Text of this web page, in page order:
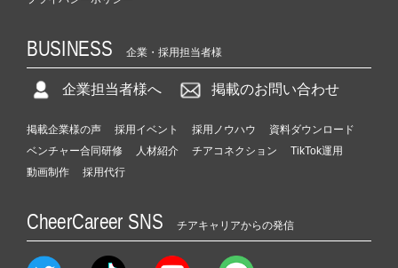
BUSINESS 企業・採用担当者様
企業担当者様へ 掲載のお問い合わせ
掲載企業様の声 採用イベント 採用ノウハウ
資料ダウンロード
ベンチャー合同研修
人材紹介 チアコネクション
TikTok運用
動画制作
採用代行
CheerCareer SNS チアキャリアからの発信